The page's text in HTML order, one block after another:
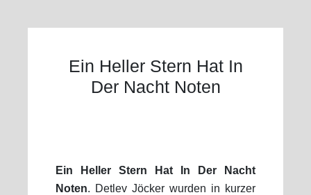
Ein Heller Stern Hat In
Der Nacht Noten
Ein Heller Stern Hat In Der Nacht
Noten. Detlev Jöcker wurden in kurzer